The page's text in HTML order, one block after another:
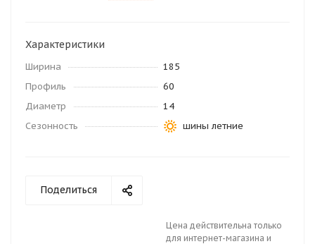
Характеристики
Ширина
185
Профиль
60
Диаметр
14
Сезонность
шины летние
Поделиться
Цена действительна только
для интернет-магазина и